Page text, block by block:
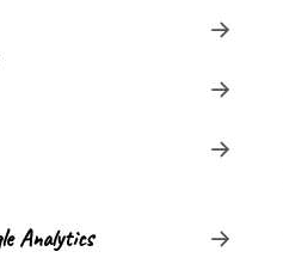
Analytics